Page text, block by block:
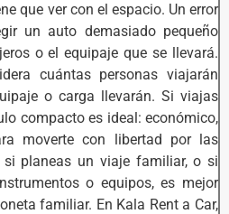
que ver con el espacio. Un error
un auto demasiado pequeño
o el equipaje que se llevará.
cuántas personas viajarán
o carga llevarán. Si viajas
compacto es ideal: económico,
moverte con libertad por las
planeas un viaje familiar, o si
o equipos, es mejor
familiar. En Kala Rent a Car,